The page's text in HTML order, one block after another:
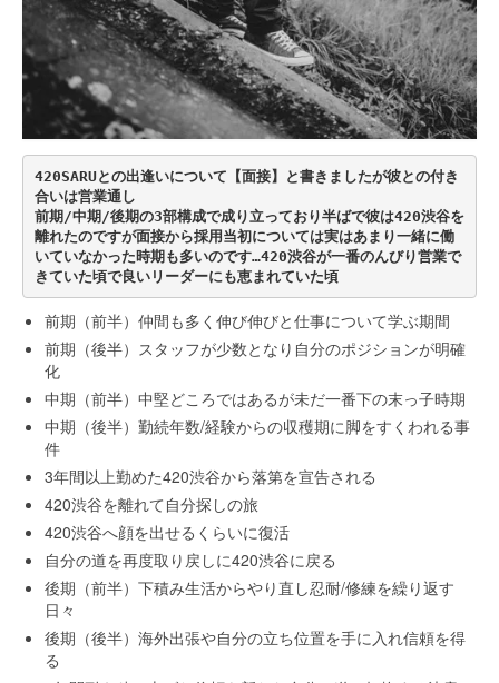
420SARUとの出逢いについて【面接】と書きましたが彼との付き
合いは営業通し
前期/中期/後期の3部構成で成り立っており半ばで彼は420渋谷を
離れたのですが面接から採用当初については実はあまり一緒に働
いていなかった時期も多いのです…420渋谷が一番のんびり営業で
きていた頃で良いリーダーにも恵まれていた頃
前期（前半）仲間も多く伸び伸びと仕事について学ぶ期間
前期（後半）スタッフが少数となり自分のポジションが明確
化
中期（前半）中堅どころではあるが未だ一番下の末っ子時期
中期（後半）勤続年数/経験からの収穫期に脚をすくわれる事
件
3年間以上勤めた420渋谷から落第を宣告される
420渋谷を離れて自分探しの旅
420渋谷へ顔を出せるくらいに復活
自分の道を再度取り戻しに420渋谷に戻る
後期（前半）下積み生活からやり直し忍耐/修練を繰り返す
日々
後期（後半）海外出張や自分の立ち位置を手に入れ信頼を得
る